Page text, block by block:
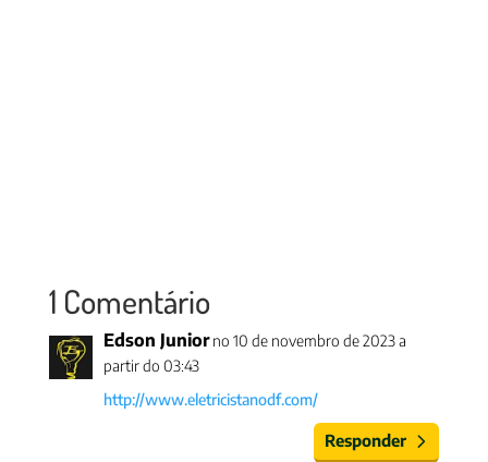
1 Comentário
Edson Junior no 10 de novembro de 2023 a
partir do 03:43
http://www.eletricistanodf.com/
Responder